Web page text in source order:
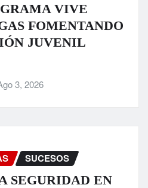
VIVE
FOMENTANDO
JUVENIL
3, 2026
SUCESOS
SEGURIDAD EN